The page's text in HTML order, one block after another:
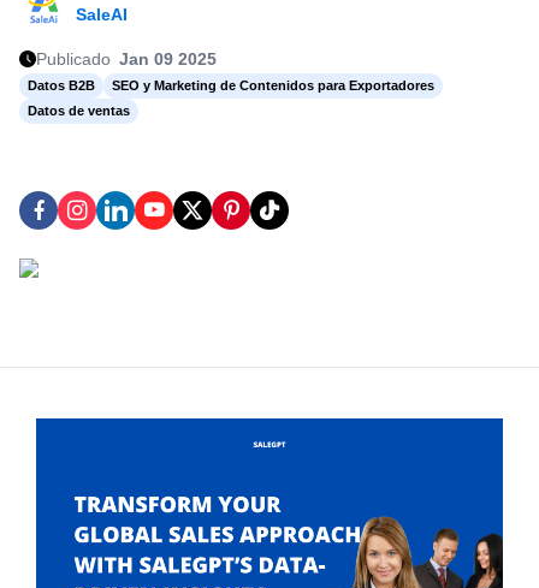
SaleAI
Publicado Jan 09 2025
Datos B2B
SEO y Marketing de Contenidos para Exportadores
Datos de ventas